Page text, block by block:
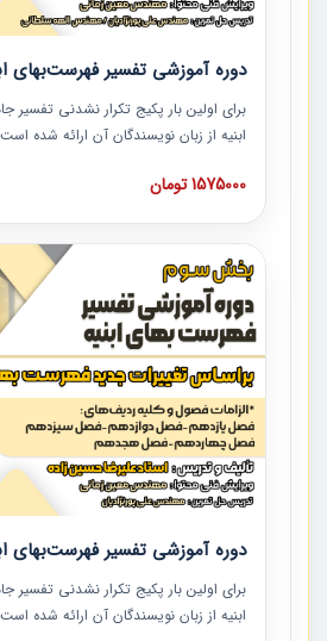
دوره آموزشی تفسیر فهرست‌بهای
برای اولین بار پکیج تکرار نشدنی تفسیر
ابنیه از زبان نویسندگان آن ارائه شده
ردیف ها و مطالب فهرست بها تفسیر و
دوره به صورت کامل تصویری بوده و به
دوره با کلام مهندس علیرضاحسین‌زاده
مشاور در امر بازنگری فهرست بها رشته
همکارانی که در حوزه صنعت ساخت در
توصیه می کنیم از مطالب این دوره
1575000 تومان
دوره آموزشی تفسیر فهرست‌بهای
برای اولین بار پکیج تکرار نشدنی تفسیر
ابنیه از زبان نویسندگان آن ارائه شده